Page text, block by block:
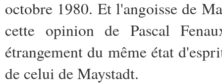
octobre 1980. Et l'angoisse de
cette opinion de Pascal
étrangement du même état
de celui de Maystadt.